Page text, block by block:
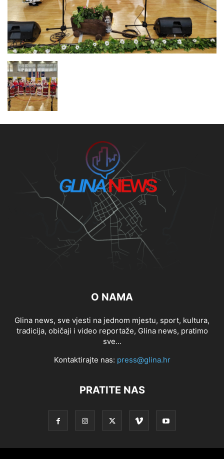
O NAMA
Glina news, sve vjesti na jednom mjestu, sport, kultura,
tradicija, običaji i video reportaže, Glina news, pratimo
sve...
Kontaktirajte nas: press@glina.hr
PRATITE NAS